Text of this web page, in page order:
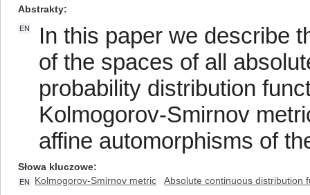
Abstrakty
EN
In this paper we describe
of the spaces of all
probability distribution
Kolmogorov-Smirnov
affine automorphisms of
Słowa kluczowe
EN Kolmogorov-Smirnov metric
Absolute continuous distribution